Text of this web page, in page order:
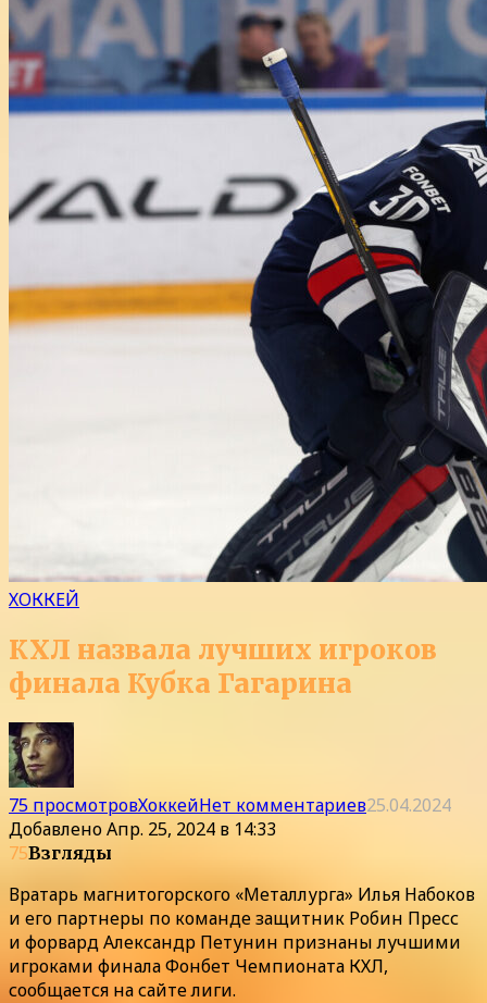
ХОККЕЙ
КХЛ назвала лучших игроков
финала Кубка Гагарина
75 просмотровХоккейНет комментариев25.04.2024
ДобавленоАпр. 25, 2024 в 14:33
75Взгляды
Вратарь магнитогорского «Металлурга» Илья Набоков
и его партнеры по команде защитник Робин Пресс
и форвард Александр Петунин признаны лучшими
игроками финала Фонбет Чемпионата КХЛ,
сообщается на сайте лиги.